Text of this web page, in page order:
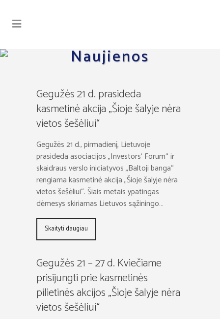
Naujienos
Gegužės 21 d. prasideda
kasmetinė akcija „Šioje šalyje nėra
vietos šešėliui“
Gegužės 21 d., pirmadienį, Lietuvoje
prasideda asociacijos „Investors‘ Forum“ ir
skaidraus verslo iniciatyvos „Baltoji banga“
rengiama kasmetinė akcija „Šioje šalyje nėra
vietos šešėliui“. Šiais metais ypatingas
dėmesys skiriamas Lietuvos sąžiningo…
Skaityti daugiau
Gegužės 21 – 27 d. Kviečiame
prisijungti prie kasmetinės
pilietinės akcijos „Šioje šalyje nėra
vietos šešėliui“